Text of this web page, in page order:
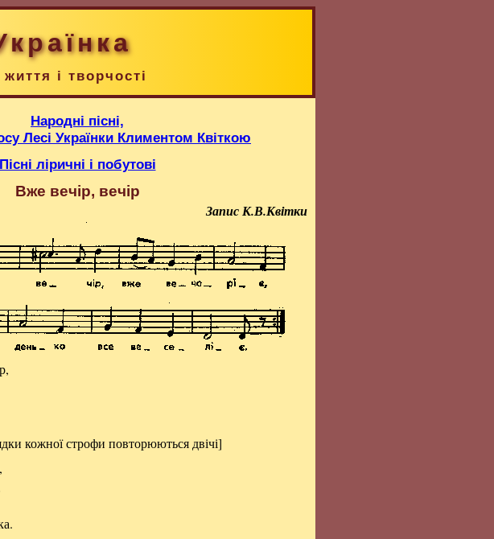
і творчості
Народні пісні,
Лесі Українки Климентом Квіткою
Пісні ліричні і побутові
Вже вечір, вечір
Запис К.В.Квітки
кожної строфи повторюються двічі]